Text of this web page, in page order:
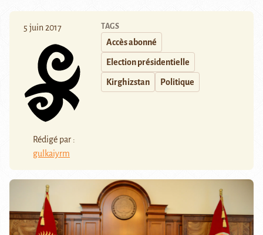
5 juin 2017
Rédigé par :
gulkaiyrm
TAGS
Accès abonné
Election présidentielle
Kirghizstan Politique